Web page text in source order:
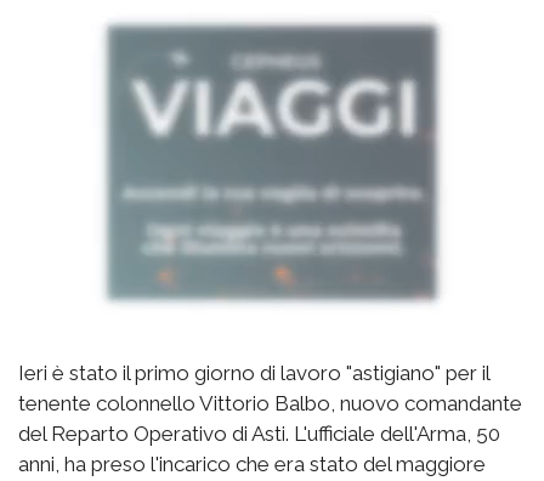
Ieri è stato il primo giorno di lavoro "astigiano" per il
tenente colonnello Vittorio Balbo, nuovo comandante
del Reparto Operativo di Asti. L'ufficiale dell'Arma, 50
anni, ha preso l'incarico che era stato del maggiore